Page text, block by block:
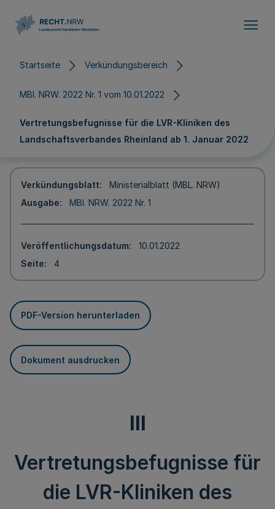
Startseite Verkündungsbereich
MBl. NRW. 2022 Nr. 1 vom 10.01.2022
Vertretungsbefugnisse für die LVR-Kliniken des
Landschaftsverbandes Rheinland ab 1. Januar 2022
Verkündungsblatt
Ministerialblatt (MBL. NRW)
Ausgabe
MBl. NRW. 2022 Nr. 1
Veröffentlichungsdatum
10.01.2022
Seite
4
PDF-Version herunterladen
Dokument ausdrucken
III
Vertretungsbefugnisse für
die LVR-Kliniken des